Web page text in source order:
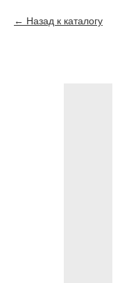
Назад к каталогу